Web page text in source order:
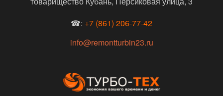
☎: +7 (861) 206-77-42
info@remontturbin23.ru